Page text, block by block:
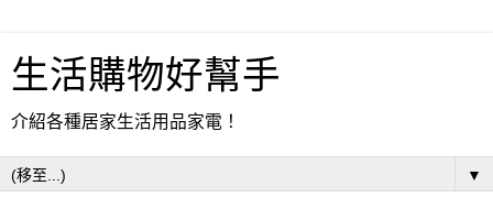
生活購物好幫手
介紹各種居家生活用品家電！
▼